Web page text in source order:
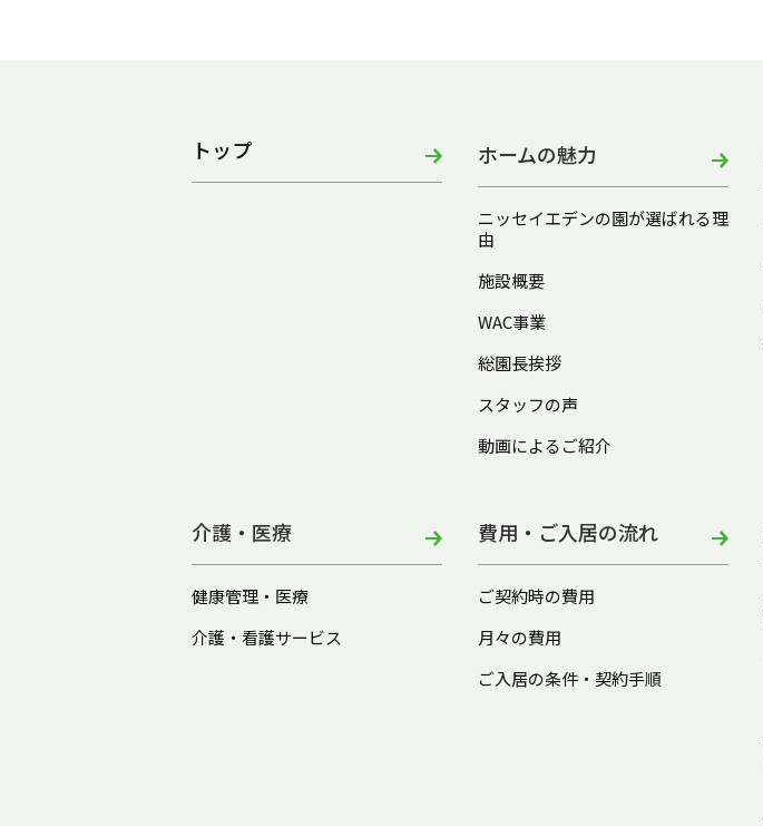
トップ ホームの魅力
ニッセイエデンの園が選ばれる理
由
施設概要
WAC事業
総園長挨拶
スタッフの声
動画によるご紹介
介護・医療
健康管理・医療
介護・看護サービス
費用・ご入居の流れ
ご契約時の費用
月々の費用
ご入居の条件・契約手順